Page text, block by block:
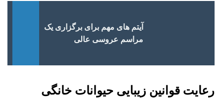
آیتم های مهم برای برگزاری یک
مراسم عروسی عالی
رعایت قوانین زیبایی حیوانات خانگی